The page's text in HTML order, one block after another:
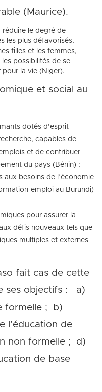
(Maurice).
réduire le degré de
les plus défavorisés,
filles et les femmes,
possibilités de se
la vie (Niger).
et social au
dotés d’esprit
capables de
et de contribuer
du pays (Bénin) ;
aux besoins de l’économie
emploi au Burundi)
pour assurer la
défis nouveaux tels que
multiples et externes
fait cas de cette
ses objectifs : a)
formelle ; b)
l’éducation de
non formelle ; d)
de base